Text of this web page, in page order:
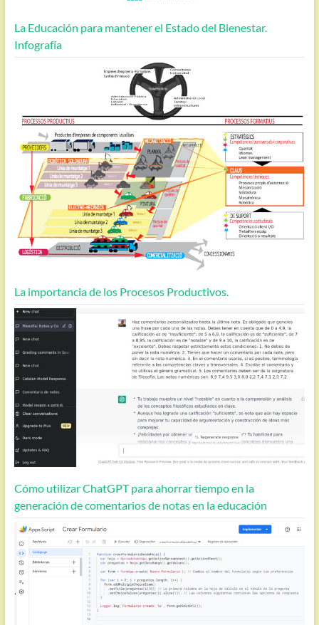
La Educación para mantener el Estado del Bienestar.
Infografía
La importancia de los Procesos Productivos.
Cómo utilizar ChatGPT para ahorrar tiempo en la
generación de comentarios de notas en la educación